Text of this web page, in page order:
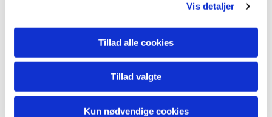
Vis detaljer
Tillad alle cookies
Tillad valgte
Kun nødvendige cookies
Du vil måske også kunne lide...